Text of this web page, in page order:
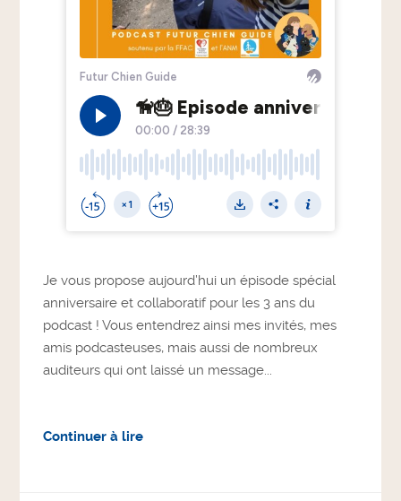
Je vous propose aujourd’hui un épisode spécial
anniversaire et collaboratif pour les 3 ans du
podcast ! Vous entendrez ainsi mes invités, mes
amis podcasteuses, mais aussi de nombreux
auditeurs qui ont laissé un message...
Continuer à lire